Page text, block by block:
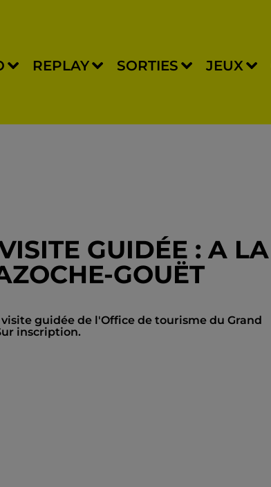
REPLAY SORTIES JEUX
GUIDÉE : A LA
GOUËT
guidée de l'Office de tourisme du Grand
inscription.